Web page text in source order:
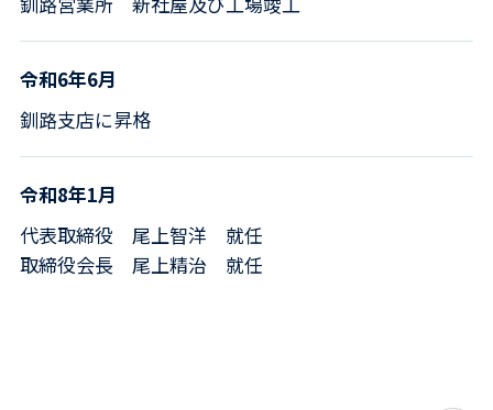
令和6年6月
釧路支店に昇格
令和8年1月
代表取締役 尾上智洋 就任
取締役会長 尾上精治 就任